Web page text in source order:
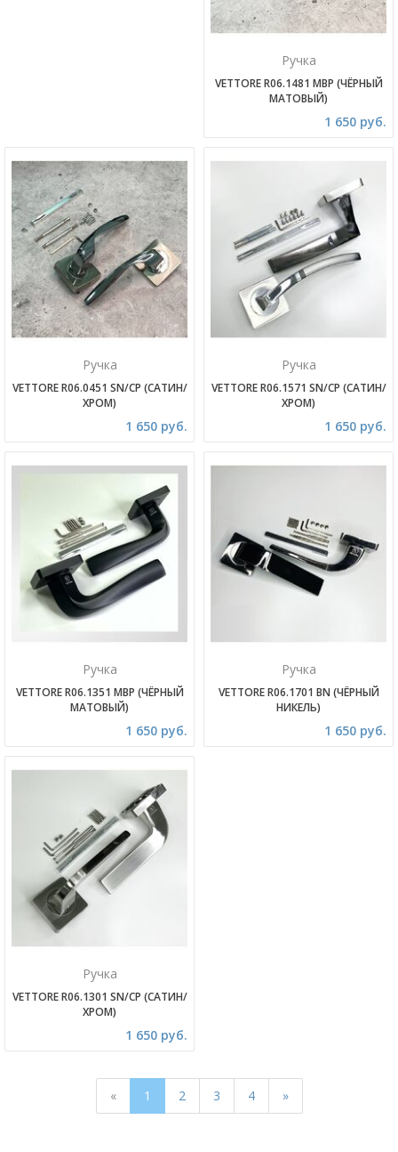
Ручка
VETTORE R06.1481 MBP (ЧЁРНЫЙ
МАТОВЫЙ)
1 650 руб.
Ручка
VETTORE R06.0451 SN/CP (САТИН/
ХРОМ)
1 650 руб.
Ручка
VETTORE R06.1571 SN/CP (САТИН/
ХРОМ)
1 650 руб.
Ручка
VETTORE R06.1351 MBP (ЧЁРНЫЙ
МАТОВЫЙ)
1 650 руб.
Ручка
VETTORE R06.1701 BN (ЧЁРНЫЙ
НИКЕЛЬ)
1 650 руб.
Ручка
VETTORE R06.1301 SN/CP (САТИН/
ХРОМ)
1 650 руб.
« 1 2 3 4 »